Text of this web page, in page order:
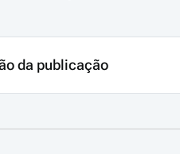
da publicação